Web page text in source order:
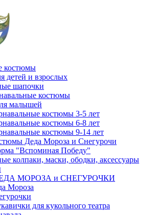
костюмы
детей и взрослых
шапочки
костюмы
малышей
костюмы 3-5 лет
костюмы 6-8 лет
костюмы 9-14 лет
Деда Мороза и Снегурочи
"Вспоминая Победу"
колпаки, маски, ободки, аксессуары
МОРОЗА и СНЕГУРОЧКИ
Мороза
для кукольного театра